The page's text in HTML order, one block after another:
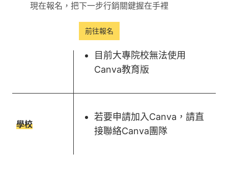
現在報名，把下一步行銷關鍵握在手裡
前往報名
需要老師使用教育版帳號邀
請加入Canva
目前大專院校無法使用
Canva教育版
學校
若要申請加入Canva，請直
接聯絡Canva團隊